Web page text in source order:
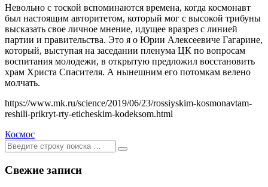
Невольно с тоской вспоминаются времена, когда космонавт
был настоящим авторитетом, который мог с высокой трибуны
высказать свое личное мнение, идущее вразрез с линией
партии и правительства. Это я о Юрии Алексеевиче Гагарине,
который, выступая на заседании пленума ЦК по вопросам
воспитания молодежи, в открытую предложил восстановить
храм Христа Спасителя. А нынешним его потомкам велено
молчать.
https://www.mk.ru/science/2019/06/23/rossiyskim-kosmonavtam-
reshili-prikryt-rty-eticheskim-kodeksom.html
Космос
Ищем:
[текст]
Свежие записи